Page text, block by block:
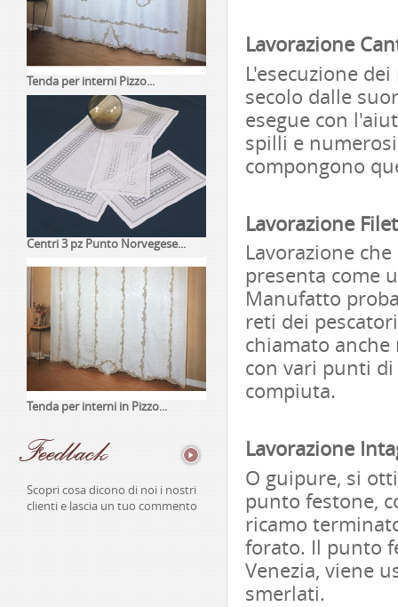
Tenda per interni Pizzo...
Centri 3 pz Punto Norvegese...
Tenda per interni in Pizzo...
Feedback
Scopri cosa dicono di noi i nostri
clienti e lascia un tuo commento
Lavorazione
L'esecuzione
secolo dalle
esegue con
spilli e
compongono
Lavorazione Filet
Lavorazione
presenta come
Manufatto
reti dei
chiamato
con vari punti
compiuta.
Lavorazione
O guipure, si
punto festone,
ricamo
forato. Il punto
Venezia, viene
smerlati.